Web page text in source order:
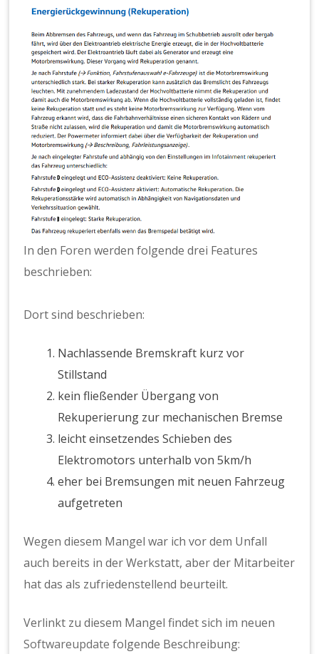
In den Foren werden folgende drei Features
beschrieben:
Dort sind beschrieben:
Nachlassende Bremskraft kurz vor
Stillstand
kein fließender Übergang von
Rekuperierung zur mechanischen Bremse
leicht einsetzendes Schieben des
Elektromotors unterhalb von 5km/h
eher bei Bremsungen mit neuen Fahrzeug
aufgetreten
Wegen diesem Mangel war ich vor dem Unfall
auch bereits in der Werkstatt, aber der Mitarbeiter
hat das als zufriedenstellend beurteilt.
Verlinkt zu diesem Mangel findet sich im neuen
Softwareupdate folgende Beschreibung: